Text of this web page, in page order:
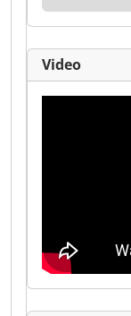
Video